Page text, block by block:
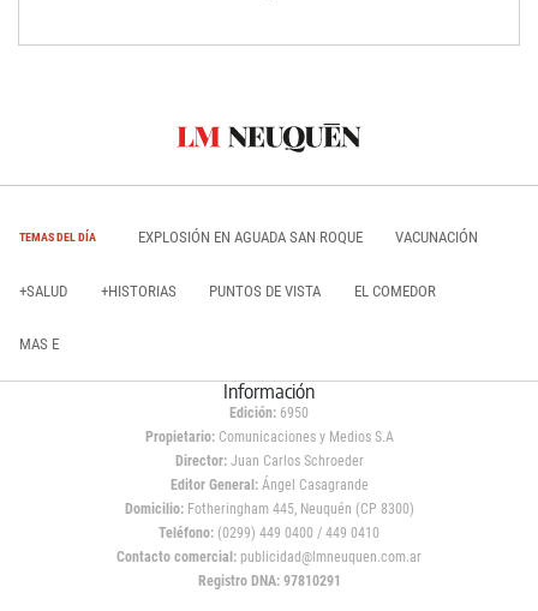
TEMAS DEL DÍA EXPLOSIÓN EN AGUADA SAN ROQUE VACUNACIÓN
+SALUD +HISTORIAS PUNTOS DE VISTA EL COMEDOR
MAS E
Información
Edición: 6950
Propietario:Comunicaciones y Medios S.A
Director: Juan Carlos Schroeder
Editor General:Ángel Casagrande
Domicilio:Fotheringham 445, Neuquén (CP 8300)
Teléfono: (0299) 449 0400 / 449 0410
Contacto comercial: publicidad@lmneuquen.com.ar
Registro DNA: 97810291